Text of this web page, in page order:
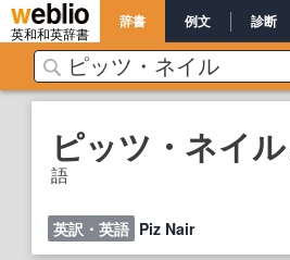
英和和英辞書
辞書 例文 診断
ピッツ・ネイル
語
英訳・英語 Piz Nair